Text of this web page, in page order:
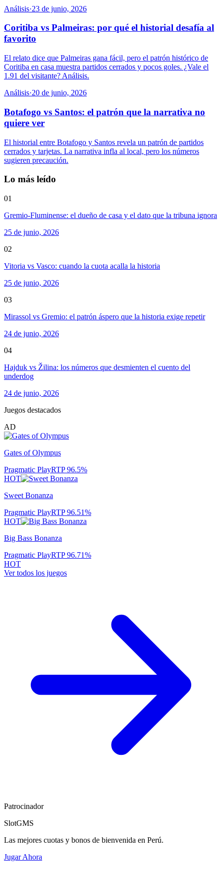
Análisis·23 de junio, 2026
Coritiba vs Palmeiras: por qué el historial desafía al
favorito
El relato dice que Palmeiras gana fácil, pero el patrón histórico de
Coritiba en casa muestra partidos cerrados y pocos goles. ¿Vale el
1.91 del visitante? Análisis.
Análisis·20 de junio, 2026
Botafogo vs Santos: el patrón que la narrativa no
quiere ver
El historial entre Botafogo y Santos revela un patrón de partidos
cerrados y tarjetas. La narrativa infla al local, pero los números
sugieren precaución.
Lo más leído
01
Gremio-Fluminense: el dueño de casa y el dato que la tribuna ignora
25 de junio, 2026
02
Vitoria vs Vasco: cuando la cuota acalla la historia
25 de junio, 2026
03
Mirassol vs Gremio: el patrón áspero que la historia exige repetir
24 de junio, 2026
04
Hajduk vs Žilina: los números que desmienten el cuento del
underdog
24 de junio, 2026
Juegos destacados
AD
Gates of Olympus
Pragmatic PlayRTP96.5%
HOT
Sweet Bonanza
Pragmatic PlayRTP96.51%
HOT
Big Bass Bonanza
Pragmatic PlayRTP96.71%
HOT
Ver todos los juegos
Patrocinador
SlotGMS
Las mejores cuotas y bonos de bienvenida en Perú.
Jugar Ahora